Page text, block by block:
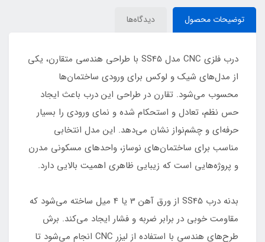
توضیحات محصول دیدگاه‌ها
درب فلزی CNC مدل SS45 با طراحی هندسی متقارن، یکی
از مدل‌های شیک و لوکس برای ورودی ساختمان‌ها
محسوب می‌شود. تقارن در طراحی این درب باعث ایجاد
حس نظم، تعادل و استحکام شده و نمای ورودی را بسیار
حرفه‌ای و چشم‌نواز نشان می‌دهد. این مدل انتخابی
مناسب برای ساختمان‌های نوساز، واحدهای مسکونی مدرن
و پروژه‌هایی است که زیبایی ظاهری اهمیت بالایی دارد.
بدنه درب SS45 از ورق آهن 3 یا 4 میل ساخته می‌شود که
مقاومت خوبی در برابر ضربه و فشار ایجاد می‌کند. برش
طرح‌های هندسی با استفاده از لیزر CNC انجام می‌شود تا